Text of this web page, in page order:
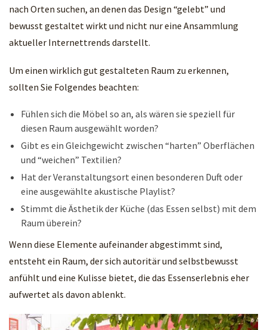
nach Orten suchen, an denen das Design “gelebt” und
bewusst gestaltet wirkt und nicht nur eine Ansammlung
aktueller Internettrends darstellt.
Um einen wirklich gut gestalteten Raum zu erkennen,
sollten Sie Folgendes beachten:
Fühlen sich die Möbel so an, als wären sie speziell für
diesen Raum ausgewählt worden?
Gibt es ein Gleichgewicht zwischen “harten” Oberflächen
und “weichen” Textilien?
Hat der Veranstaltungsort einen besonderen Duft oder
eine ausgewählte akustische Playlist?
Stimmt die Ästhetik der Küche (das Essen selbst) mit dem
Raum überein?
Wenn diese Elemente aufeinander abgestimmt sind,
entsteht ein Raum, der sich autoritär und selbstbewusst
anfühlt und eine Kulisse bietet, die das Essenserlebnis eher
aufwertet als davon ablenkt.